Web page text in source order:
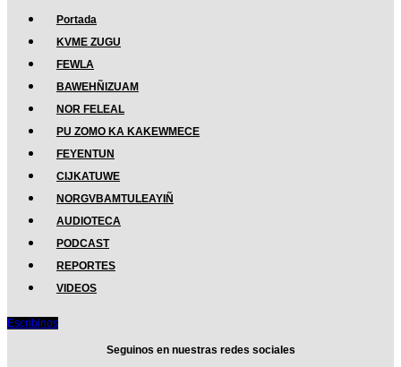
Portada
KVME ZUGU
FEWLA
BAWEHÑIZUAM
NOR FELEAL
PU ZOMO KA KAKEWMECE
FEYENTUN
CIJKATUWE
NORGVBAMTULEAYIÑ
AUDIOTECA
PODCAST
REPORTES
VIDEOS
Escribinos
Seguinos en nuestras redes sociales